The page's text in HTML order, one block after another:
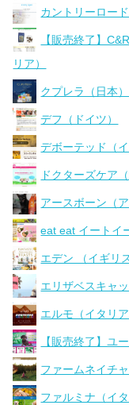
カントリーロー
【販売終了】
リア）
クプレラ（日本）
デフ（ドイツ）
デボーテッド（イ
ドクターズケア（
アースボーン（ア
eat eat イートイ
エデン （イギリス
エリザベスキャ
エルモ（イタリア
【販売終了】ユ
ファームネイチ
ファルミナ（イタ